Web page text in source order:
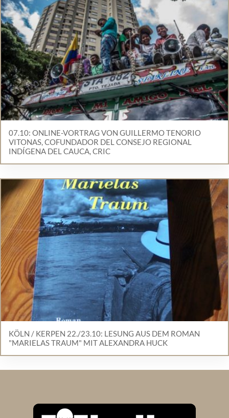
07.10: ONLINE-VORTRAG VON GUILLERMO TENORIO
VITONAS, COFUNDADOR DEL CONSEJO REGIONAL
INDÍGENA DEL CAUCA, CRIC
KÖLN / KERPEN 22./23.10: LESUNG AUS DEM ROMAN
"MARIELAS TRAUM" MIT ALEXANDRA HUCK